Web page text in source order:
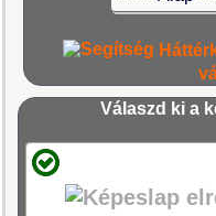
Válaszd ki a